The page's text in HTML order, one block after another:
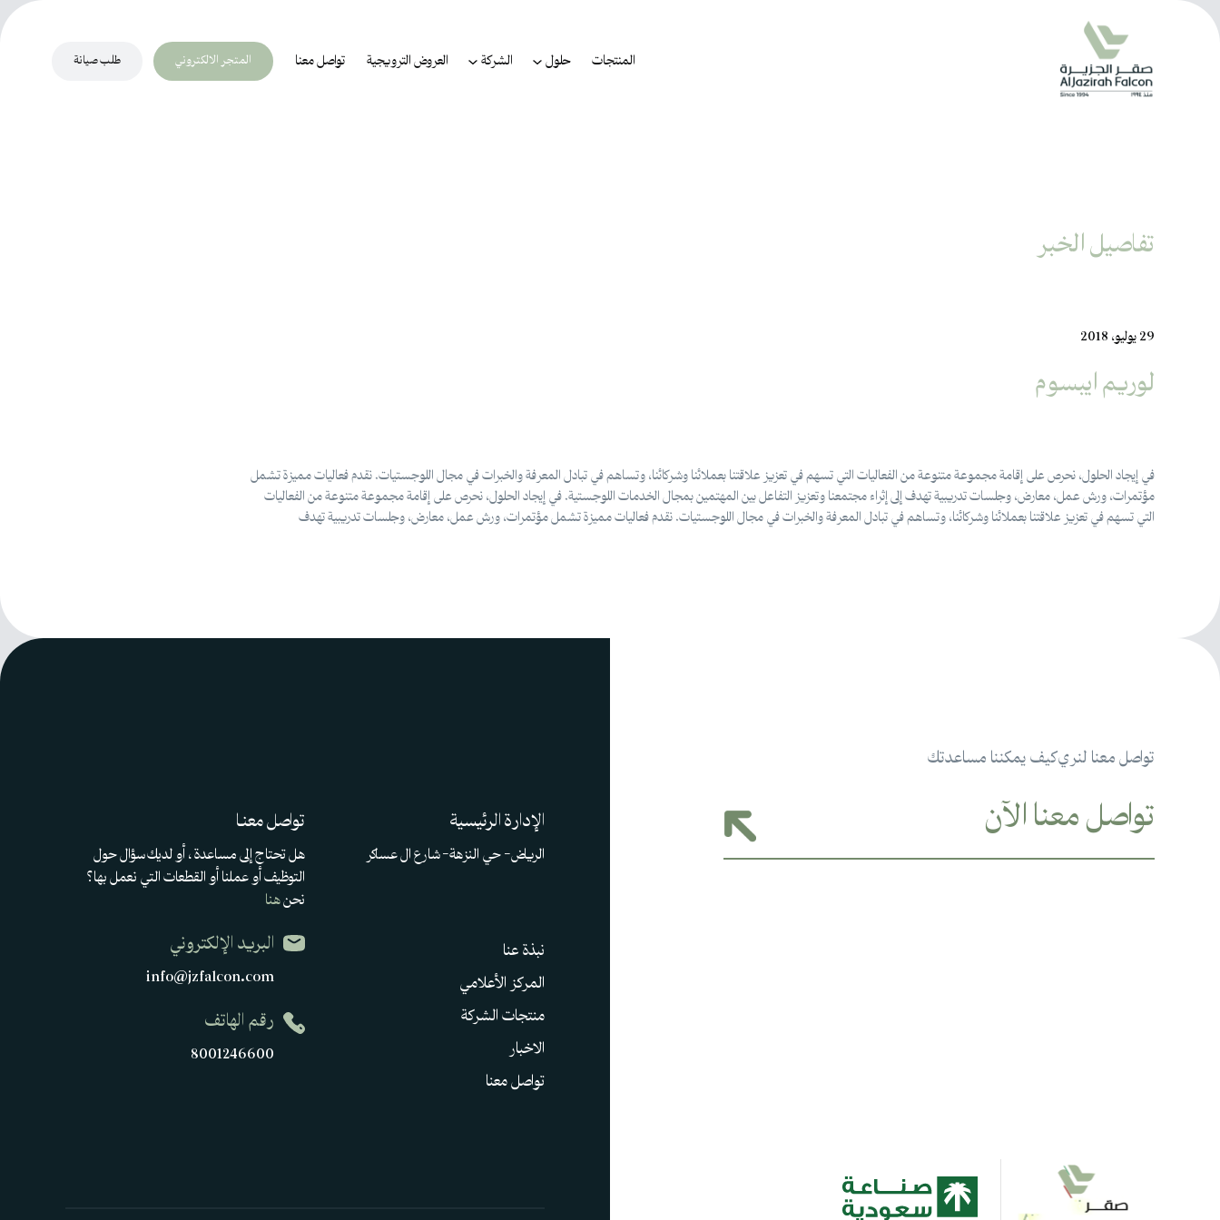
المنتجات حلول الشركة العروض الترويجية تواصل معنا المتجر الالكتروني طلب صيانة
تفاصيل الخبر
29 يوليو، 2018
لوريم ايبسوم
في إيجاد الحلول، نحرص على إقامة مجموعة متنوعة من الفعاليات التي تسهم في تعزيز علاقتنا بعملائنا وشركائنا، وتساهم في تبادل المعرفة والخبرات في مجال اللوجستيات. نقدم فعاليات مميزة تشمل
مؤتمرات، ورش عمل، معارض، وجلسات تدريبية تهدف إلى إثراء مجتمعنا وتعزيز التفاعل بين المهتمين بمجال الخدمات اللوجستية. في إيجاد الحلول، نحرص على إقامة مجموعة متنوعة من الفعاليات
التي تسهم في تعزيز علاقتنا بعملائنا وشركائنا، وتساهم في تبادل المعرفة والخبرات في مجال اللوجستيات. نقدم فعاليات مميزة تشمل مؤتمرات، ورش عمل، معارض، وجلسات تدريبية تهدف
تواصل معنا لنري كيف يمكننا مساعدتك
الإدارة الرئيسية
الرياض– حي النزهة– شارع ال عساكر
تواصل معنـا
هل تحتاج إلى مساعدة ، أو لديك سؤال حول
التوظيف أو عملنا أو القطعات التي نعمل بها؟
نحنهنا
نبذة عنا
المركز الأعلامي
منتجات الشركة
الاخبار
تواصل معنا
البريد الإلكتروني
info@jzfalcon.com
رقم الهاتف
8001246600